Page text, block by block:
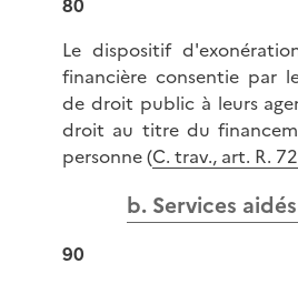
80
Le dispositif
financière consentie par
de droit public à leurs
droit au titre du
personne (C. trav., art. R.
b. Services aidés
90